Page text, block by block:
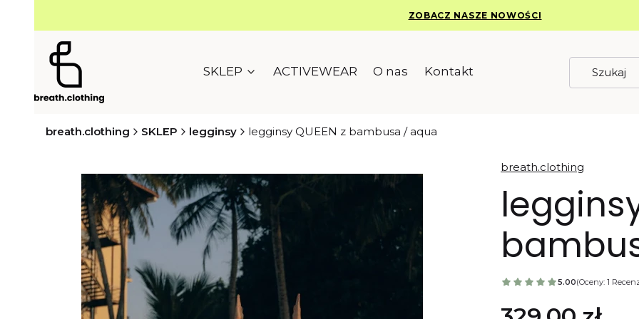
ZOBACZ NASZE NOWOŚCI
SKLEP ACTIVEWEAR O nas Kontakt
breath.clothing SKLEP legginsy legginsy QUEEN z bambusa / aqua
breath.clothing
5.00(Oceny: 1
Przejdź do